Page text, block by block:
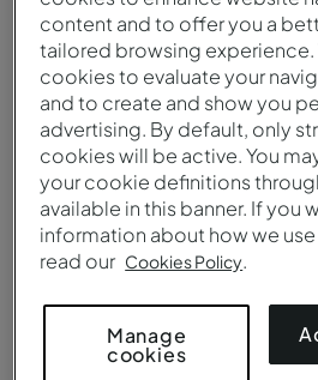
votre navigateur autorise
installés sur votre appareil,
reconnaissance et la
l’identifiant qui vous est
ainsi que l’activation
préférences d’utilisation. Les
ne placeront des Cookies sur
qu’avec votre consentement
Cookies sont strictement
En ce qui concerne les
nécessaires, vous pouvez les
content and to offer you a
tailored browsing experience.
cookies to evaluate your
and to create and show you
advertising. By default, only
cookies will be active. You
your cookie definitions
available in this banner. If you
information about how we
read our Cookies Policy.
Manage
cookies